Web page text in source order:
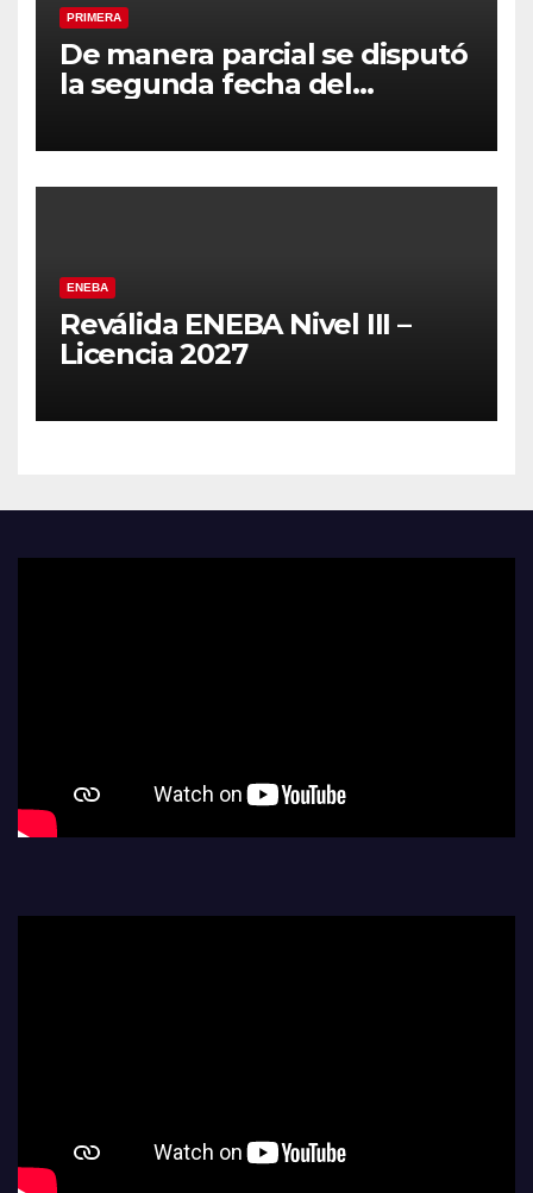
PRIMERA
De manera parcial se disputó
la segunda fecha del
ENEBA
Reválida ENEBA Nivel III –
Licencia 2027